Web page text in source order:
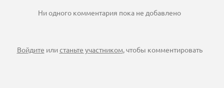
Ни одного комментария пока не добавлено
Войдите илистаньте участником, чтобы комментировать